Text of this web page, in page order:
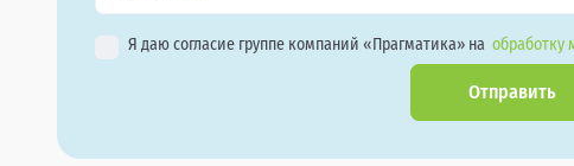
Я даю согласие группе компаний «Прагматика» на обработку
Отправить